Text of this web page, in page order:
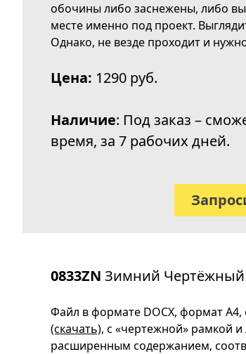
обочины либо заснежены, либо
месте именно под проект.
Однако, не везде проходит и
Цена: 1290 руб.
Наличие: Под заказ –
время, за 7 рабочих дней.
0833ZN Зимний Чертёжный
Файл в формате DOCX, формат А4,
(скачать), с «чертежной» рамкой
расширенным содержанием,